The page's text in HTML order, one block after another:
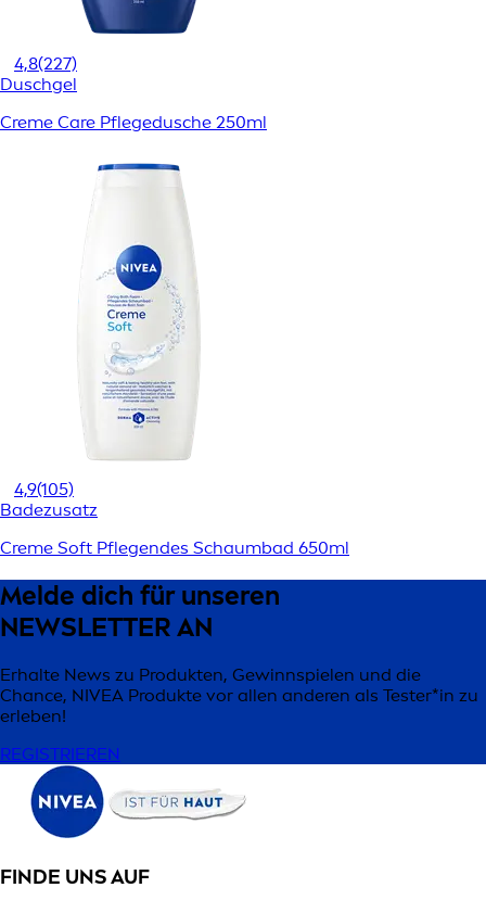
4,8(227)
Duschgel
Creme Care Pflegedusche 250ml
4,9(105)
Badezusatz
Creme Soft Pflegendes Schaumbad 650ml
Melde dich für unseren
NEWSLETTER AN
Erhalte News zu Produkten, Gewinnspielen und die
Chance, NIVEA Produkte vor allen anderen als Tester*in zu
erleben!
REGISTRIEREN
FINDE UNS AUF